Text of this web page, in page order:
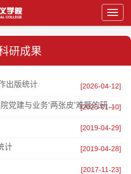
研成果
出版统计 [2026-04-12]
党建与业务‘两张皮’难题的研究
[2025-01-10]
[2019-04-29]
计 [2019-04-28]
[2017-11-23]